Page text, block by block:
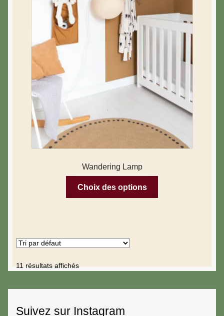
Wandering Lamp
Choix des options
11 résultats affichés
Suivez sur Instagram